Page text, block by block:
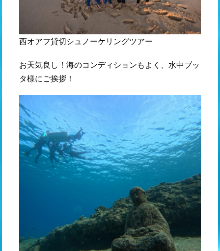
西オアフ貸切シュノーケリングツアー
お天気良し！海のコンディションもよく、水中ブッ
タ様にご挨拶！